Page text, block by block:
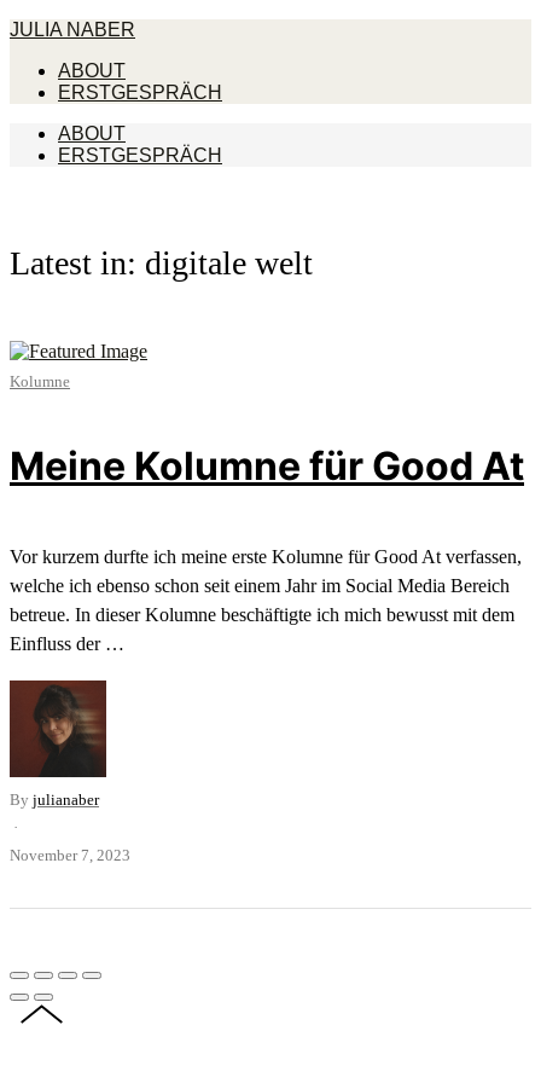
JULIA NABER
ABOUT
ERSTGESPRÄCH
ABOUT
ERSTGESPRÄCH
Latest in: digitale welt
Kolumne
Meine Kolumne für Good At
Vor kurzem durfte ich meine erste Kolumne für Good At verfassen,
welche ich ebenso schon seit einem Jahr im Social Media Bereich
betreue. In dieser Kolumne beschäftigte ich mich bewusst mit dem
Einfluss der …
By julianaber
·
November 7, 2023